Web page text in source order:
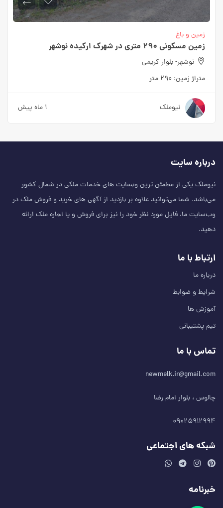
زمین و باغ
زمین مسکونی ۲۹۰ متری در شهرک ارکیده نوشهر
نوشهر- بلوار کریمی
متراژ زمین: ۲۹۰ متر
نیوملک ۱ ماه پیش
درباره سایت
نیوملک یکی از مطمئن‌ ترین وبسایت های خدمات ملکی در شمال کشور
می‌باشد. شما می‌توانید علاوه بر بازدید از آگهی های خرید و فروش ملک در
وب‌سایت ما، فایل مورد نظر خود را نیز برای فروش و یا اجاره ملک ارائه
دهید.
ارتباط با ما
درباره ما
شرایط و ضوابط
آموزش ها
تیم پشتیبانی
تماس با ما
newmelk.ir@gmail.com
چالوس ، بلوار امام رضا
۰۹۰۲۵۹۱۲۹۹۴
شبکه های اجتماعی
خبرنامه